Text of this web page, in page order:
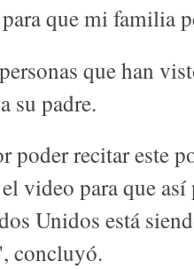
que mi familia
que han
su padre.
poder recitar este
video para que
Unidos está
concluyó.